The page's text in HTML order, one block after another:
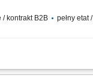
kontrakt B2B pełny etat
(na życie,